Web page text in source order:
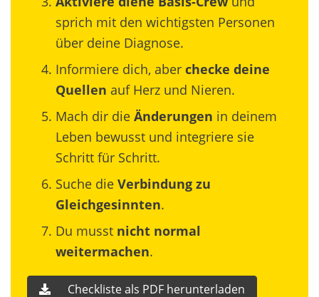
sprich mit den wichtigsten Personen
über deine Diagnose.
Informiere dich, aber checke deine
Quellen auf Herz und Nieren.
Mach dir die Änderungen in deinem
Leben bewusst und integriere sie
Schritt für Schritt.
Suche die Verbindung zu
Gleichgesinnten.
Du musst nicht normal
weitermachen.
Checkliste als PDF herunterladen